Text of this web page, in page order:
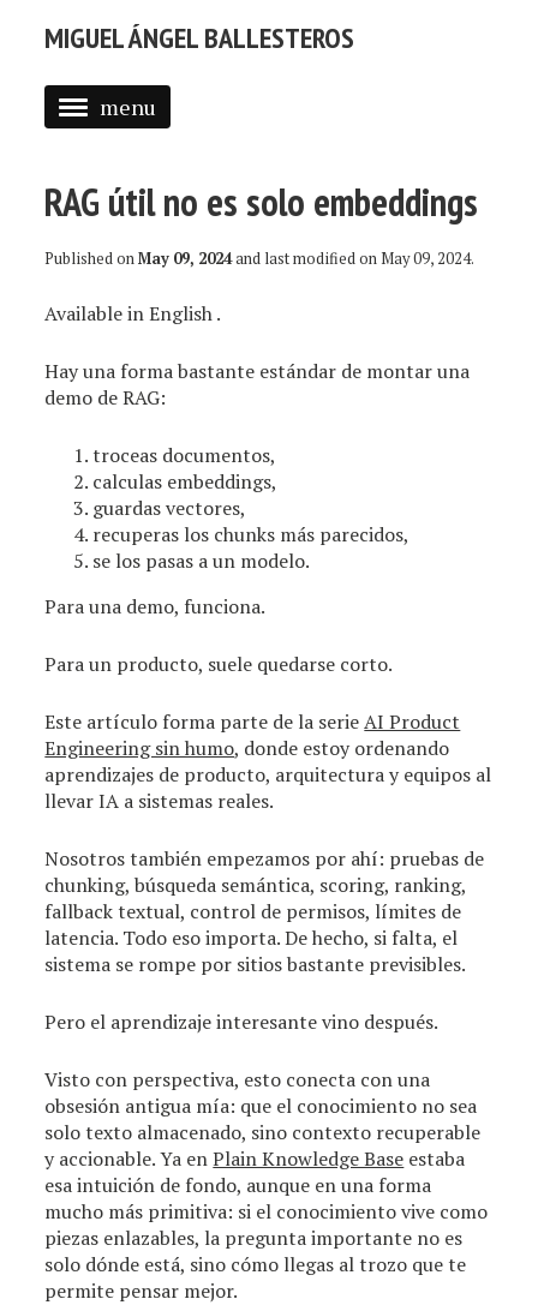
MIGUEL ÁNGEL BALLESTEROS
menu
PROFESSIONAL
SELECTED WORK
BLOG
APPS
RAG útil no es solo embeddings
Published onMay 09, 2024and last modified on May 09, 2024.
Available inEnglish.
Hay una forma bastante estándar de montar una
demo de RAG:
troceas documentos,
calculas embeddings,
guardas vectores,
recuperas los chunks más parecidos,
se los pasas a un modelo.
Para una demo, funciona.
Para un producto, suele quedarse corto.
Este artículo forma parte de la serieAI Product
Engineering sin humo, donde estoy ordenando
aprendizajes de producto, arquitectura y equipos al
llevar IA a sistemas reales.
Nosotros también empezamos por ahí: pruebas de
chunking, búsqueda semántica, scoring, ranking,
fallback textual, control de permisos, límites de
latencia. Todo eso importa. De hecho, si falta, el
sistema se rompe por sitios bastante previsibles.
Pero el aprendizaje interesante vino después.
Visto con perspectiva, esto conecta con una
obsesión antigua mía: que el conocimiento no sea
solo texto almacenado, sino contexto recuperable
y accionable. Ya enPlain Knowledge Base estaba
esa intuición de fondo, aunque en una forma
mucho más primitiva: si el conocimiento vive como
piezas enlazables, la pregunta importante no es
solo dónde está, sino cómo llegas al trozo que te
permite pensar mejor.